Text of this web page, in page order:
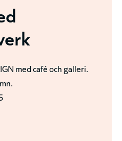
med café och galleri.